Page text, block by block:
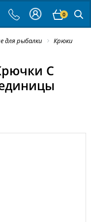
0
для рыбалки Крюки
С